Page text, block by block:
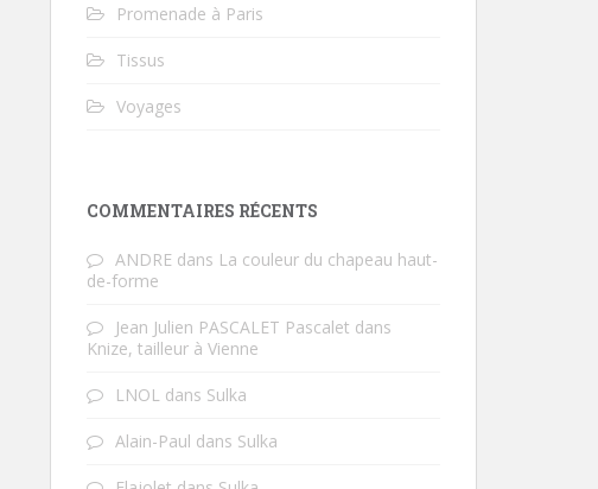
Promenade à Paris
Tissus
Voyages
COMMENTAIRES RÉCENTS
ANDRE dans La couleur du chapeau haut-
de-forme
Jean Julien PASCALET Pascalet dans
Knize, tailleur à Vienne
LNOL dans Sulka
Alain-Paul dans Sulka